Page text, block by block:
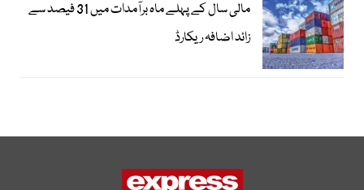
مالی سال کے پہلے ماہ برآمدات میں 31 فیصد سے
زائد اضافہ ریکارڈ